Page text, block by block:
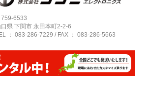
号機、パネル表示板, 案内,製品
字のスクロール表示
759-6533
口県 下関市 永田本町2-2-6
： 083-286-7229 / FAX ： 083-286-5663